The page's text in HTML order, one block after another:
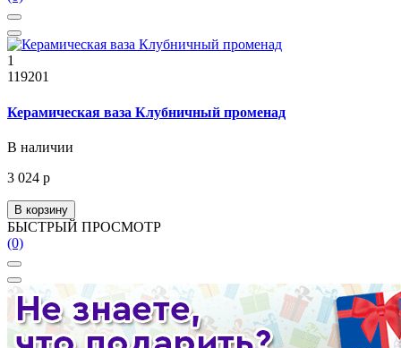
1
119201
Керамическая ваза Клубничный променад
В наличии
3 024 р
В корзину
БЫСТРЫЙ ПРОСМОТР
(0)